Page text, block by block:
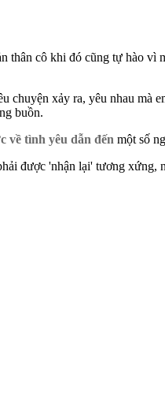
cô khi đó cũng tự hào vì
xảy ra, yêu nhau mà
buồn.
về tình yêu dẫn đến một số
được 'nhận lại' tương